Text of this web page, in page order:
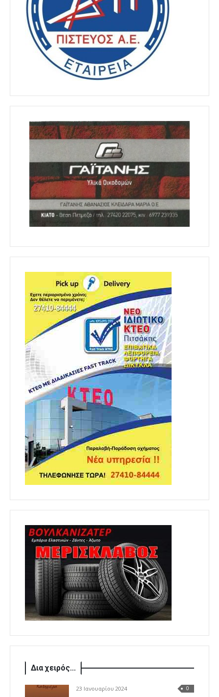
Δια χειρός...
23 Ιανουαρίου 2024 0